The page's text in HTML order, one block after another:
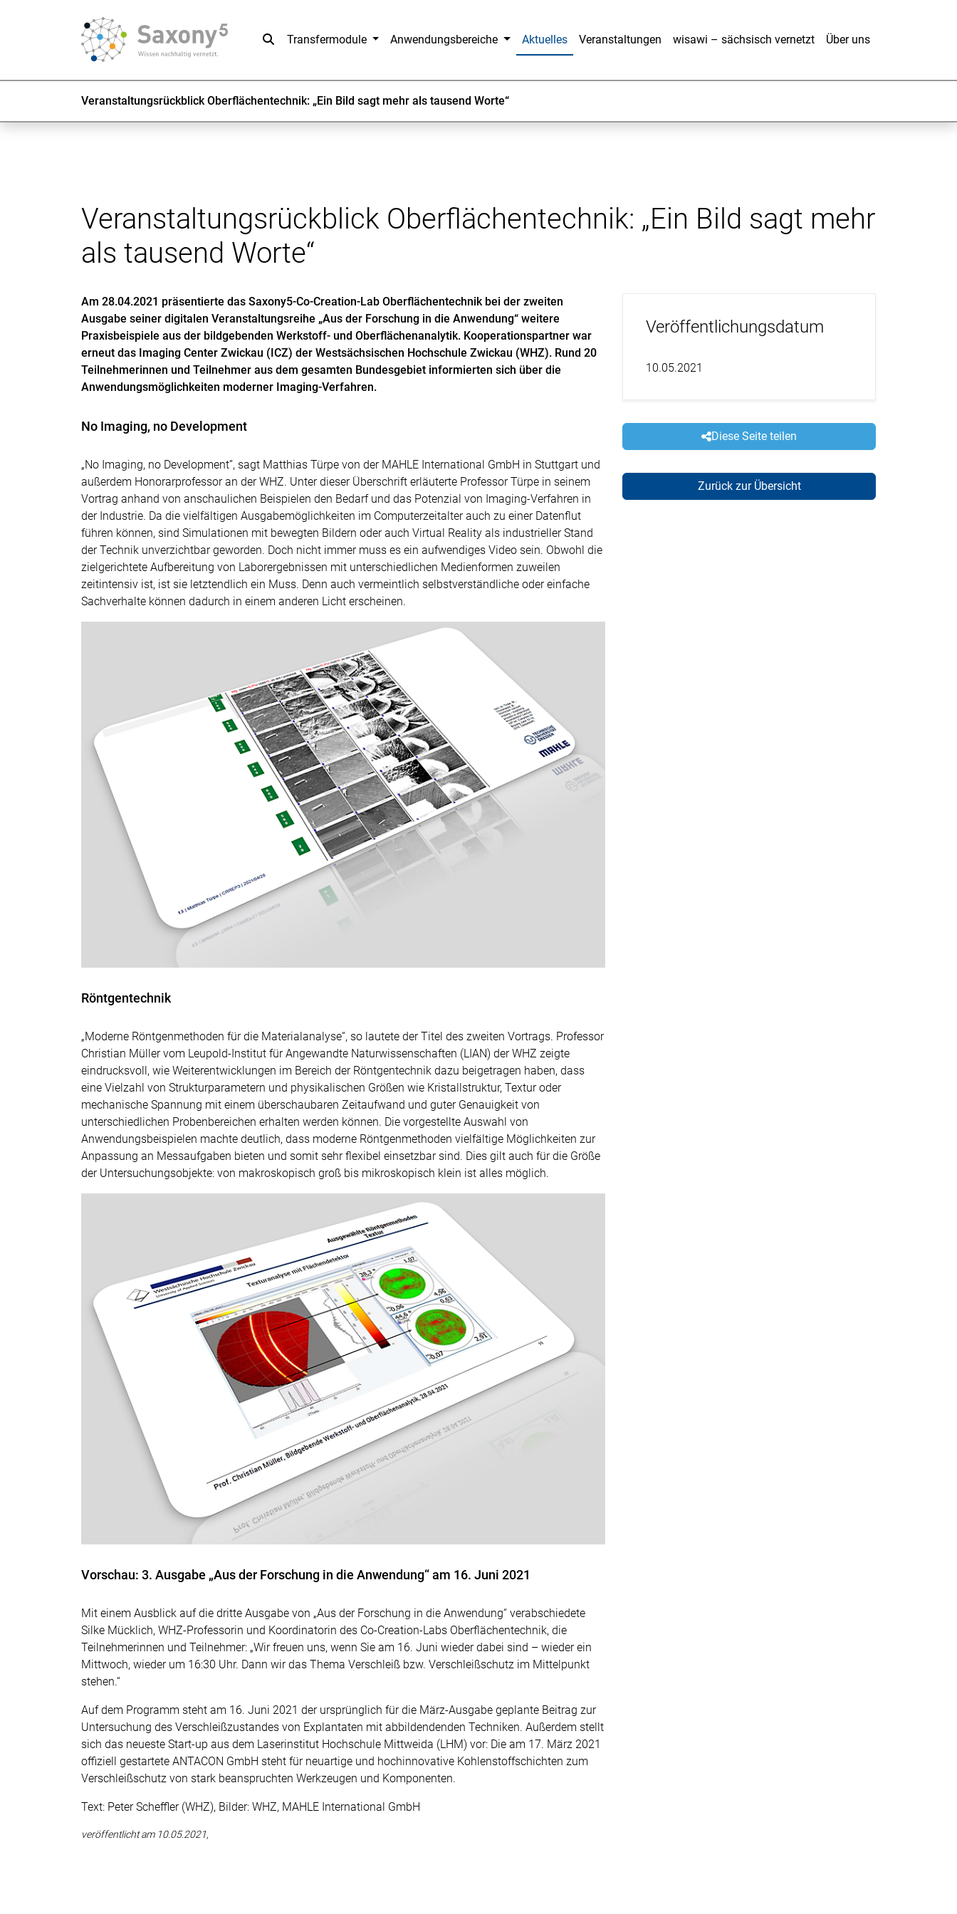
SucheTransfermodule Anwendungsbereiche Aktuelles Veranstaltungen wisawi – sächsisch vernetzt Über uns
Veranstaltungsrückblick Oberflächentechnik: „Ein Bild sagt mehr als tausend Worte“
Veranstaltungsrückblick Oberflächentechnik: „Ein Bild sagt mehr
als tausend Worte“
Am 28.04.2021 präsentierte das Saxony5-Co-Creation-Lab Oberflächentechnik bei der zweiten
Ausgabe seiner digitalen Veranstaltungsreihe „Aus der Forschung in die Anwendung“ weitere
Praxisbeispiele aus der bildgebenden Werkstoff- und Oberflächenanalytik. Kooperationspartner war
erneut das Imaging Center Zwickau (ICZ) der Westsächsischen Hochschule Zwickau (WHZ). Rund 20
Teilnehmerinnen und Teilnehmer aus dem gesamten Bundesgebiet informierten sich über die
Anwendungsmöglichkeiten moderner Imaging-Verfahren.
No Imaging, no Development
„No Imaging, no Development”, sagt Matthias Türpe von der MAHLE International GmbH in Stuttgart und
außerdem Honorarprofessor an der WHZ. Unter dieser Überschrift erläuterte Professor Türpe in seinem
Vortrag anhand von anschaulichen Beispielen den Bedarf und das Potenzial von Imaging-Verfahren in
der Industrie. Da die vielfältigen Ausgabemöglichkeiten im Computerzeitalter auch zu einer Datenflut
führen können, sind Simulationen mit bewegten Bildern oder auch Virtual Reality als industrieller Stand
der Technik unverzichtbar geworden. Doch nicht immer muss es ein aufwendiges Video sein. Obwohl die
zielgerichtete Aufbereitung von Laborergebnissen mit unterschiedlichen Medienformen zuweilen
zeitintensiv ist, ist sie letztendlich ein Muss. Denn auch vermeintlich selbstverständliche oder einfache
Sachverhalte können dadurch in einem anderen Licht erscheinen.
Röntgentechnik
„Moderne Röntgenmethoden für die Materialanalyse“, so lautete der Titel des zweiten Vortrags. Professor
Christian Müller vom Leupold-Institut für Angewandte Naturwissenschaften (LIAN) der WHZ zeigte
eindrucksvoll, wie Weiterentwicklungen im Bereich der Röntgentechnik dazu beigetragen haben, dass
eine Vielzahl von Strukturparametern und physikalischen Größen wie Kristallstruktur, Textur oder
mechanische Spannung mit einem überschaubaren Zeitaufwand und guter Genauigkeit von
unterschiedlichen Probenbereichen erhalten werden können. Die vorgestellte Auswahl von
Anwendungsbeispielen machte deutlich, dass moderne Röntgenmethoden vielfältige Möglichkeiten zur
Anpassung an Messaufgaben bieten und somit sehr flexibel einsetzbar sind. Dies gilt auch für die Größe
der Untersuchungsobjekte: von makroskopisch groß bis mikroskopisch klein ist alles möglich.
Vorschau: 3. Ausgabe „Aus der Forschung in die Anwendung“ am 16. Juni 2021
Mit einem Ausblick auf die dritte Ausgabe von „Aus der Forschung in die Anwendung“ verabschiedete
Silke Mücklich, WHZ-Professorin und Koordinatorin des Co-Creation-Labs Oberflächentechnik, die
Teilnehmerinnen und Teilnehmer: „Wir freuen uns, wenn Sie am 16. Juni wieder dabei sind – wieder ein
Mittwoch, wieder um 16:30 Uhr. Dann wir das Thema Verschleiß bzw. Verschleißschutz im Mittelpunkt
stehen.“
Auf dem Programm steht am 16. Juni 2021 der ursprünglich für die März-Ausgabe geplante Beitrag zur
Untersuchung des Verschleißzustandes von Explantaten mit abbildendenden Techniken. Außerdem stellt
sich das neueste Start-up aus dem Laserinstitut Hochschule Mittweida (LHM) vor: Die am 17. März 2021
offiziell gestartete ANTACON GmbH steht für neuartige und hochinnovative Kohlenstoffschichten zum
Verschleißschutz von stark beanspruchten Werkzeugen und Komponenten.
Text: Peter Scheffler (WHZ), Bilder: WHZ, MAHLE International GmbH
veröffentlicht am 10.05.2021,
Veröffentlichungsdatum
10.05.2021
Diese Seite teilen
Zurück zur Übersicht